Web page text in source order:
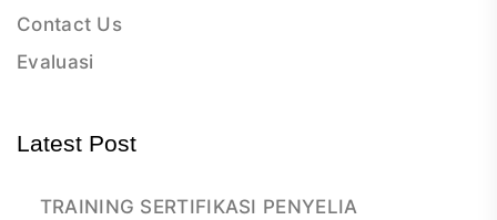
Contact Us
Evaluasi
Latest Post
TRAINING SERTIFIKASI PENYELIA